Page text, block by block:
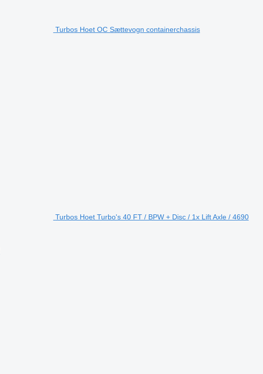
Turbos Hoet OC Sættevogn containerchassis
Turbos Hoet Turbo's 40 FT / BPW + Disc / 1x Lift Axle / 4690